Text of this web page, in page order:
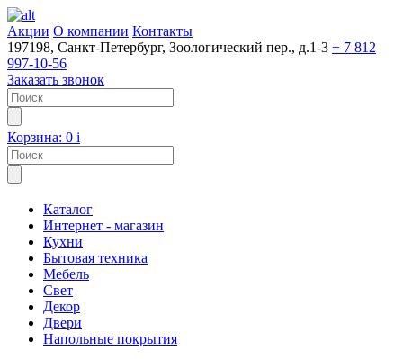
Акции О компании Контакты
197198, Санкт-Петербург, Зоологический пер., д.1-3 + 7 812
997-10-56
Заказать звонок
Корзина: 0 i
Каталог
Интернет - магазин
Кухни
Бытовая техника
Мебель
Свет
Декор
Двери
Напольные покрытия